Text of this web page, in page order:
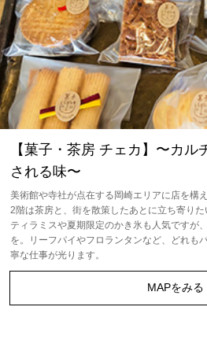
【菓子・茶房 チェカ】〜カ
される味〜
美術館や寺社が点在する岡崎エリアに店を構
2階は茶房と、街を散策したあとに立ち寄り
ティラミスや夏期限定のかき氷も人気ですが
を。リーフパイやフロランタンなど、どれも
寧な仕事が光ります。
MAPをみる